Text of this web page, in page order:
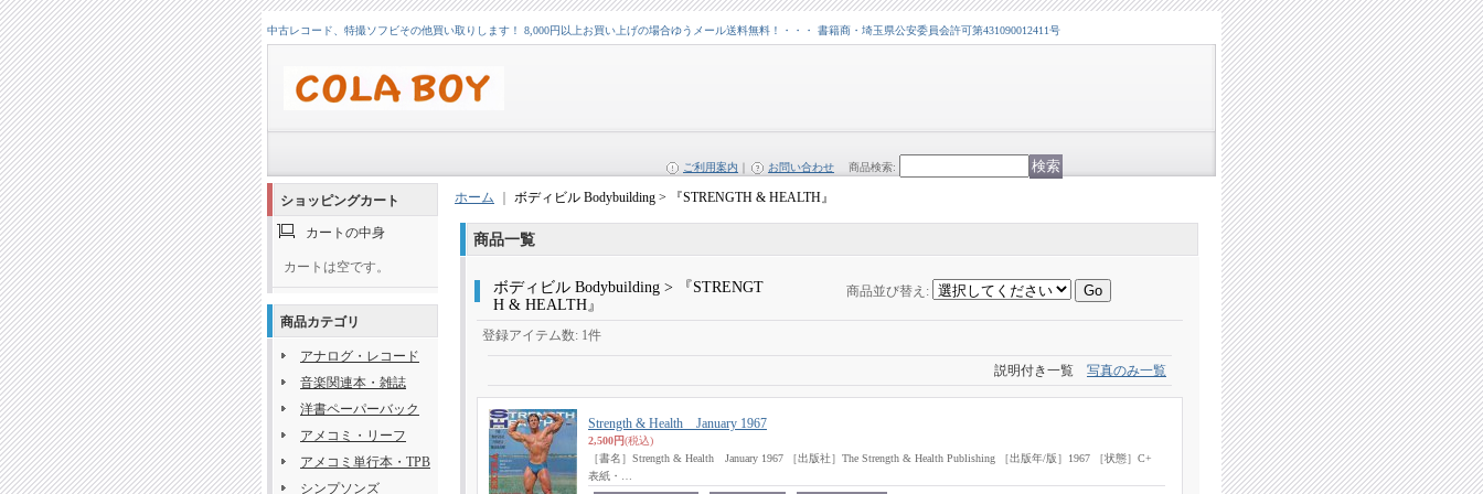
中古レコード、特撮ソフビその他買い取りします！ 8,000円以上お買い上げの場合ゆうメール送料無料！・・・ 書籍商・埼玉県公安委員会許可第431090012411号
ご利用案内 お問い合わせ 商品検索:
ショッピングカート
カートの中身
カートは空です。
商品カテゴリ
アナログ・レコード
音楽関連本・雑誌
洋書ペーパーバック
アメコミ・リーフ
アメコミ単行本・TPB
シンプソンズ
ホーム ボディビル Bodybuilding > 『STRENGTH & HEALTH』
商品一覧
ボディビル Bodybuilding > 『STRENGT
H & HEALTH』
商品並び替え :
登録アイテム数: 1件
説明付き一覧 写真のみ一覧
Strength & Health January 1967
2,500円(税込)
［書名］Strength & Health January 1967 ［出版社］The Strength & Health Publishing ［出版年/版］1967 ［状態］C+
表紙・…